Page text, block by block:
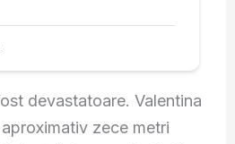
devastatoare. Valentina
zece metri